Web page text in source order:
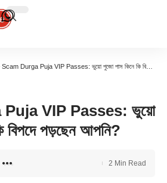
Scam Durga Puja VIP Passes: ভুয়ো পুজো পাস কিনে কি বিপদে পড়ছেন আপনি?
VIP Passes: ভুয়ো
বিপদে পড়ছেন আপনি?
2 Min Read